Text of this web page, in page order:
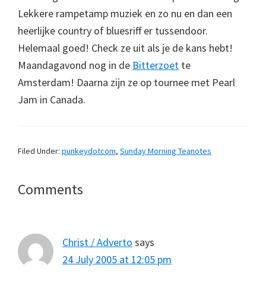
Lekkere rampetamp muziek en zo nu en dan een
heerlijke country of bluesriff er tussendoor.
Helemaal goed! Check ze uit als je de kans hebt!
Maandagavond nog in de Bitterzoet te
Amsterdam! Daarna zijn ze op tournee met Pearl
Jam in Canada.
Filed Under: punkeydotcom, Sunday Morning Teanotes
Reader
Comments
Christ / Adverto says
24 July 2005 at 12:05 pm